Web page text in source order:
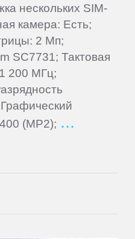
нескольких SIM-
камера: Есть;
2 Мп;
SC7731; Тактовая
200 МГц;
(MP2);